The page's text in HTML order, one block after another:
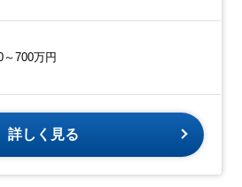
～700万円
詳しく見る